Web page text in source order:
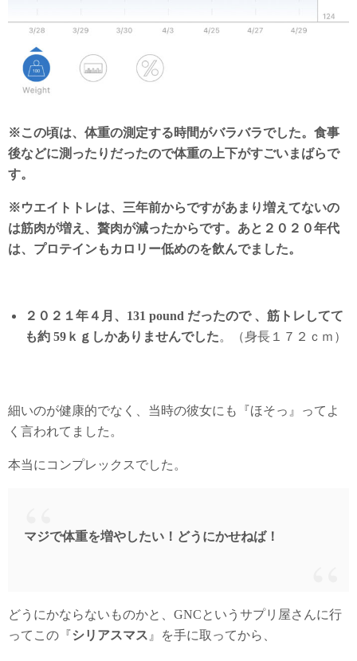
※この頃は、体重の測定する時間がバラバラでした。食事
後などに測ったりだったので体重の上下がすごいまばらで
す。
※ウエイトトレは、三年前からですがあまり増えてないの
は筋肉が増え、贅肉が減ったからです。あと２０２０年代
は、プロテインもカロリー低めのを飲んでました。
２０２１年４月、131 pound だったので 、筋トレしてて
も約 59ｋｇしかありませんでした。（身長１７２ｃｍ）
細いのが健康的でなく、当時の彼女にも『ほそっ』ってよ
く言われてました。
本当にコンプレックスでした。
マジで体重を増やしたい！どうにかせねば！
どうにかならないものかと、GNCというサプリ屋さんに行
ってこの『シリアスマス 』を手に取ってから、